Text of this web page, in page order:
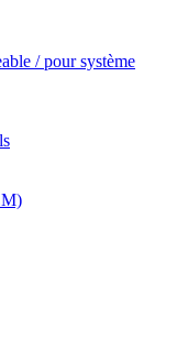
/ pour système